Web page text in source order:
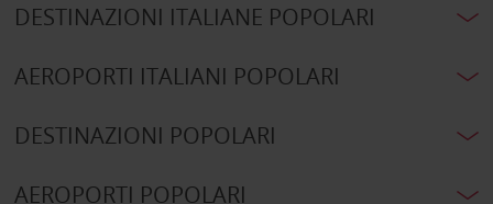
DESTINAZIONI ITALIANE POPOLARI
AEROPORTI ITALIANI POPOLARI
DESTINAZIONI POPOLARI
AEROPORTI POPOLARI